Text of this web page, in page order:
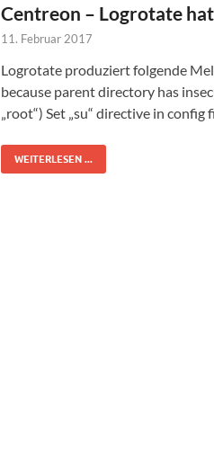
Centreon – Logrotate
11. Februar 2017
Logrotate produziert folgende
because parent directory has
„root“) Set „su“ directive in config
WEITERLESEN ...